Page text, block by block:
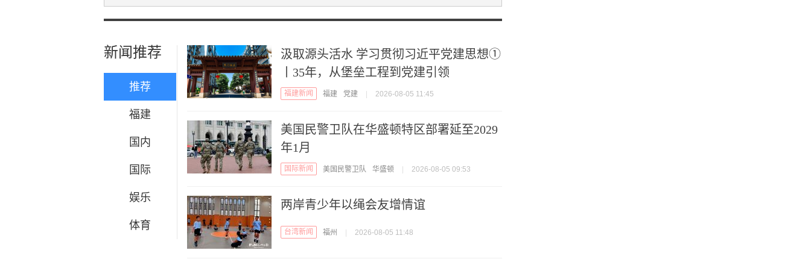
新闻推荐
推荐
福建
国内
国际
娱乐
体育
汲取源头活水 学习贯彻习近平党建思想①
丨35年，从堡垒工程到党建引领
福建新闻 福建 党建 | 2026-08-05 11:45
美国民警卫队在华盛顿特区部署延至2029
年1月
国际新闻 美国民警卫队 华盛顿 | 2026-08-05 09:53
两岸青少年以绳会友增情谊
台湾新闻 福州 | 2026-08-05 11:48